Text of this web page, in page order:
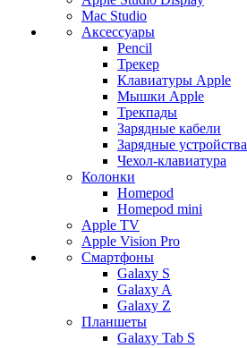
Mac Studio
Аксессуары
Pencil
Трекер
Клавиатуры Apple
Мышки Apple
Трекпады
Зарядные кабели
Зарядные устройства
Чехол-клавиатура
Колонки
Homepod
Homepod mini
Apple TV
Apple Vision Pro
Смартфоны
Galaxy S
Galaxy A
Galaxy Z
Планшеты
Galaxy Tab S